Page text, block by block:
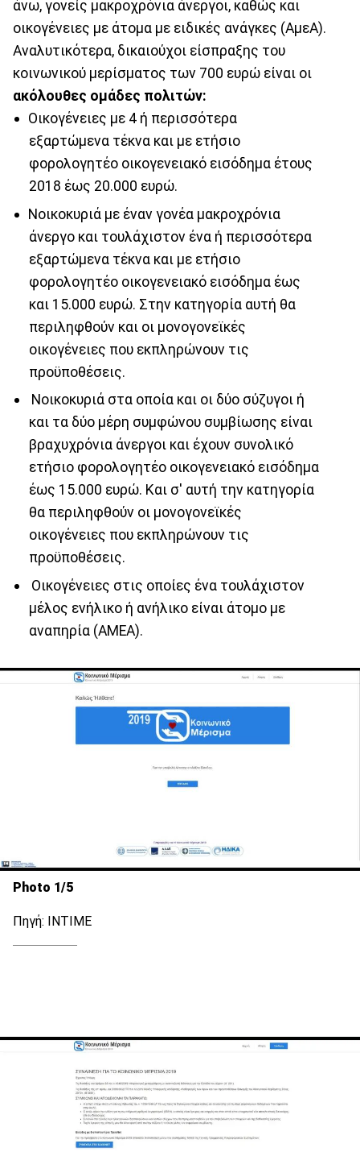
άνω, γονείς μακροχρόνια άνεργοι, καθώς και
οικογένειες με άτομα με ειδικές ανάγκες (ΑμεΑ).
Αναλυτικότερα, δικαιούχοι είσπραξης του
κοινωνικού μερίσματος των 700 ευρώ είναι οι
ακόλουθες ομάδες πολιτών:
Οικογένειες με 4 ή περισσότερα
εξαρτώμενα τέκνα και με ετήσιο
φορολογητέο οικογενειακό εισόδημα έτους
2018 έως 20.000 ευρώ.
Νοικοκυριά με έναν γονέα μακροχρόνια
άνεργο και τουλάχιστον ένα ή περισσότερα
εξαρτώμενα τέκνα και με ετήσιο
φορολογητέο οικογενειακό εισόδημα έως
και 15.000 ευρώ. Στην κατηγορία αυτή θα
περιληφθούν και οι μονογονεϊκές
οικογένειες που εκπληρώνουν τις
προϋποθέσεις.
Νοικοκυριά στα οποία και οι δύο σύζυγοι ή
και τα δύο μέρη συμφώνου συμβίωσης είναι
βραχυχρόνια άνεργοι και έχουν συνολικό
ετήσιο φορολογητέο οικογενειακό εισόδημα
έως 15.000 ευρώ. Και σ' αυτή την κατηγορία
θα περιληφθούν οι μονογονεϊκές
οικογένειες που εκπληρώνουν τις
προϋποθέσεις.
Οικογένειες στις οποίες ένα τουλάχιστον
μέλος ενήλικο ή ανήλικο είναι άτομο με
αναπηρία (ΑΜΕΑ).
Photo 1/5
Πηγή: ΙΝΤΙΜΕ